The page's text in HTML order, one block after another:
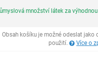
množství látek za
Obsah košíku je možné odeslat
použití.
Více o